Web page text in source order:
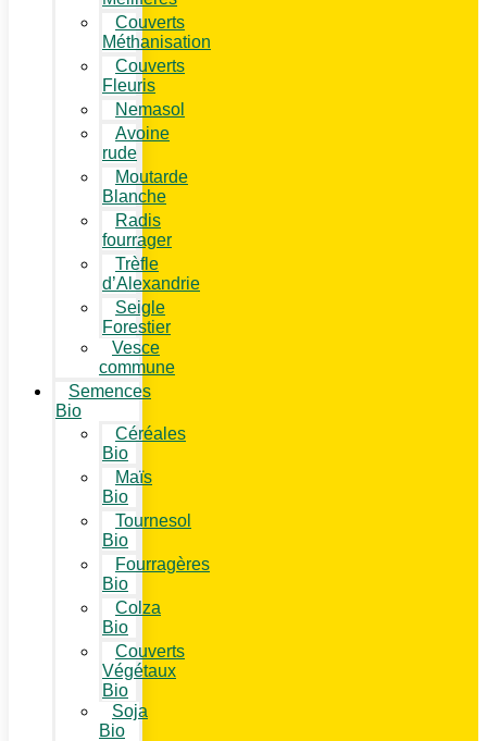
Couverts
Méthanisation
Couverts
Fleuris
Nemasol
Avoine
rude
Moutarde
Blanche
Radis
fourrager
Trèfle
d’Alexandrie
Seigle
Forestier
Vesce
commune
Semences
Bio
Céréales
Bio
Maïs
Bio
Tournesol
Bio
Fourragères
Bio
Colza
Bio
Couverts
Végétaux
Bio
Soja
Bio